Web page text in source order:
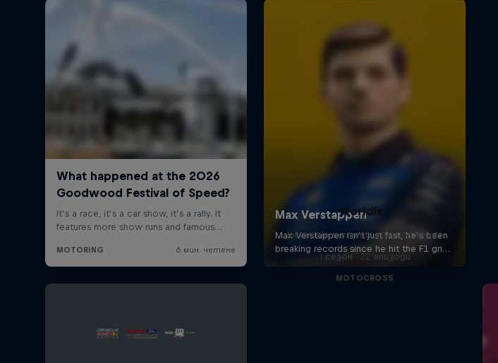
Worldies
Incredible moments in action sports
1 сезон · 22 епизоди
MOTOCROSS